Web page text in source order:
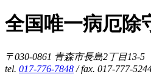
全国唯一病厄除
〒030-0861 青森市長島2丁目13-5
tel. 017-776-7848 / fax. 017-777-